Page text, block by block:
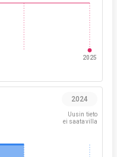
2025
2024
Uusin tieto
ei saatavilla